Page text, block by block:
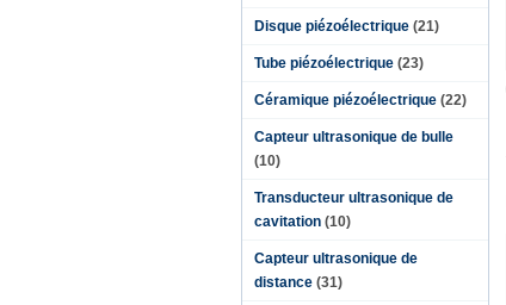
Disque piézoélectrique (21)
Tube piézoélectrique (23)
Céramique piézoélectrique (22)
Capteur ultrasonique de bulle
(10)
Transducteur ultrasonique de
cavitation (10)
Capteur ultrasonique de
distance (31)